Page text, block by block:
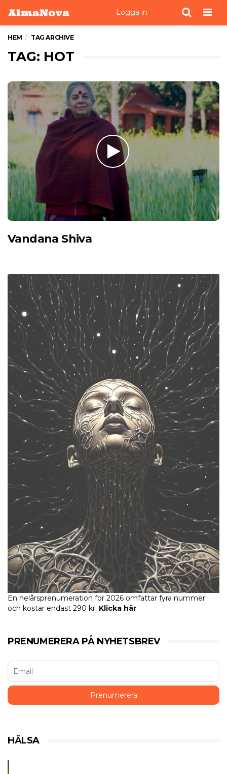
Logga in
HEM TAG ARCHIVE
TAG: HOT
Vandana Shiva
En helårsprenumeration för 2026 omfattar fyra nummer
och kostar endast 290 kr. Klicka här
PRENUMERERA PÅ NYHETSBREV
HÄLSA